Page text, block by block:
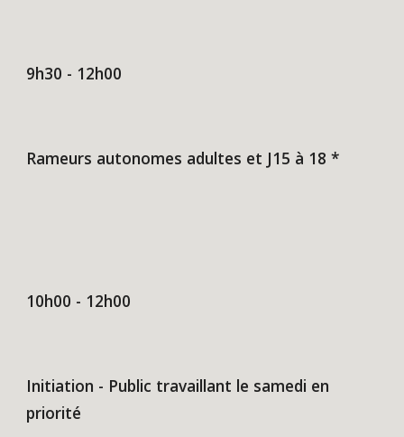
9h30 - 12h00
Rameurs autonomes adultes et J15 à 18 *
10h00 - 12h00
Initiation - Public travaillant le samedi en
priorité